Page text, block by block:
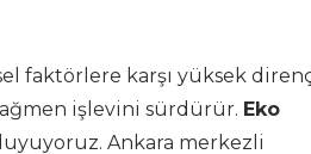
faktörlere karşı yüksek
işlevini sürdürür. Eko
Ankara merkezli